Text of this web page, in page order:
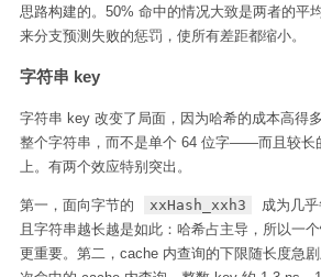
思路构建的。50% 命中的情况大致是两者的平
来分支预测失败的惩罚，使所有差距都缩小。
字符串 key
字符串 key 改变了局面，因为哈希的成本高
整个字符串，而不是单个 64 位字——而且较长
上。有两个效应特别突出。
第一，面向字节的 xxHash_xxh3
成为几
且字符串越长越是如此：哈希占主导，所以一
更重要。第二，cache 内查询的下限随长度急